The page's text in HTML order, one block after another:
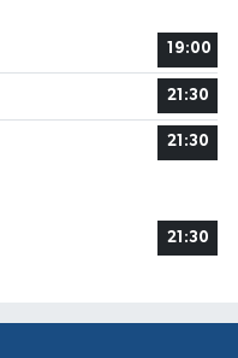
19:00
21:30
21:30
21:30